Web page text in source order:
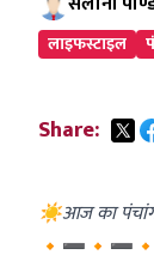
लाइफस्टाइल
Share:
☀आज का